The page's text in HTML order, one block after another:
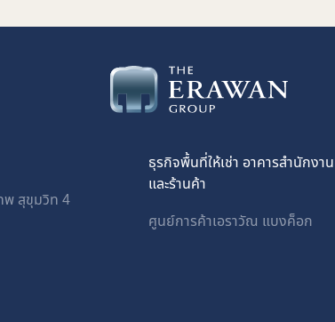
พ สุขุมวิท 4
ธุรกิจพื้นที่ให้เช่า อาคารสำนักงาน
และร้านค้า
ศูนย์การค้าเอราวัณ แบงค็อก